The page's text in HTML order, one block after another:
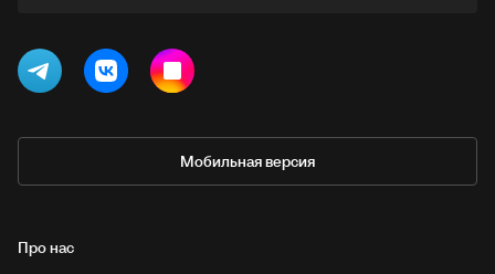
Мобильная версия
Про нас